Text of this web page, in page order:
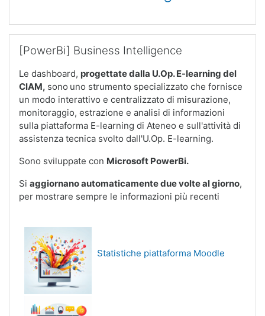
[PowerBi] Business Intelligence
Le dashboard, progettate dalla U.Op. E-learning del
CIAM, sono uno strumento specializzato che fornisce
un modo interattivo e centralizzato di misurazione,
monitoraggio, estrazione e analisi di informazioni
sulla piattaforma E-learning di Ateneo e sull'attività di
assistenza tecnica svolto dall'U.Op. E-learning.
Sono sviluppate con Microsoft PowerBi.
Si aggiornano automaticamente due volte al giorno,
per mostrare sempre le informazioni più recenti
Statistiche piattaforma Moodle